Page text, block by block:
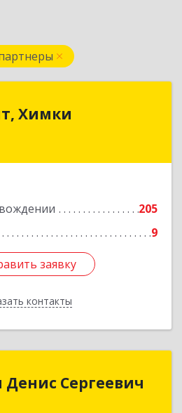
Химки
205
9
заявку
контакты
обл, г.о. Химки, Химки г,
заявку
Назад
Сергеевич
обл, г.о. Химки, Химки г,